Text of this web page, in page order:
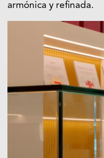
armónica y refinada.